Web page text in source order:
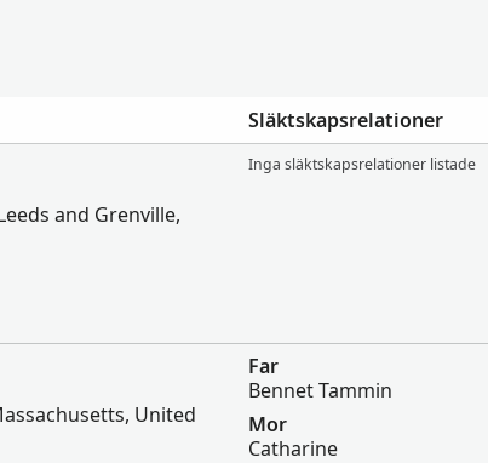
Släktskapsrelationer
and Grenville,
Inga släktskapsrelationer listade
United
Far
Bennet Tammin
Mor
Catharine